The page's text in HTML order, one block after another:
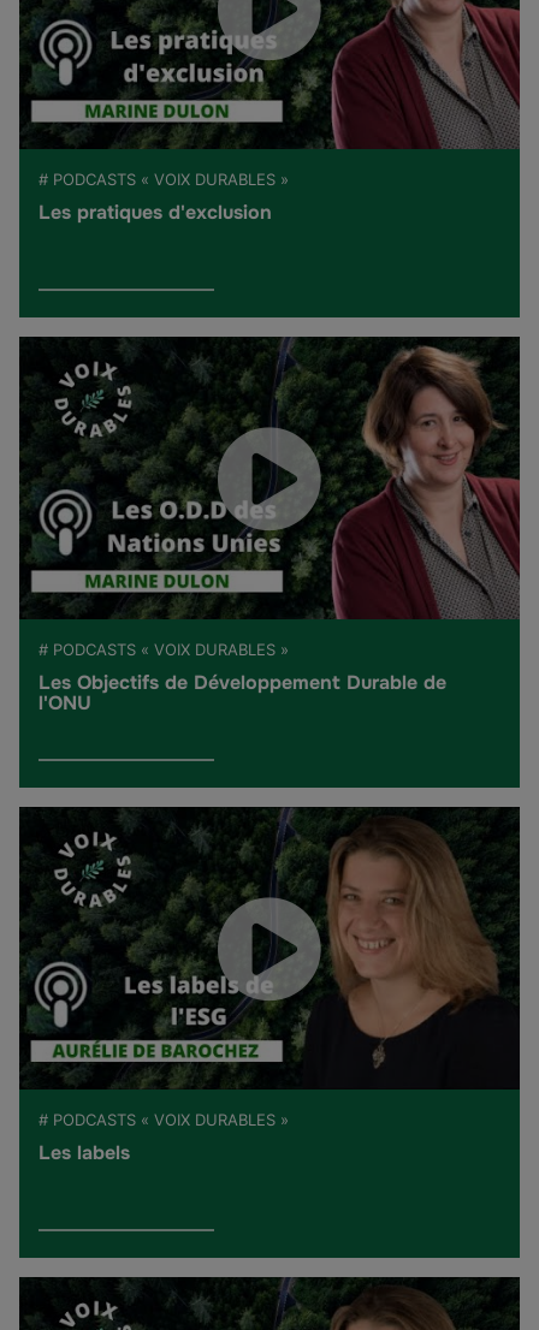
# PODCASTS « VOIX DURABLES »
Les pratiques d'exclusion
# PODCASTS « VOIX DURABLES »
Les Objectifs de Développement Durable de
l'ONU
# PODCASTS « VOIX DURABLES »
Les labels